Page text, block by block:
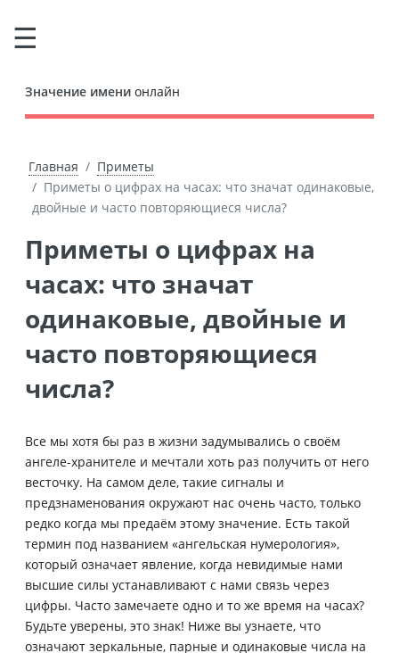
Значение имени онлайн
Главная
Приметы
Приметы о цифрах на часах: что значат одинаковые,
двойные и часто повторяющиеся числа?
Приметы о цифрах на
часах: что значат
одинаковые, двойные и
часто повторяющиеся
числа?
Все мы хотя бы раз в жизни задумывались о своём
ангеле-хранителе и мечтали хоть раз получить от него
весточку. На самом деле, такие сигналы и
предзнаменования окружают нас очень часто, только
редко когда мы предаём этому значение. Есть такой
термин под названием «ангельская нумерология»,
который означает явление, когда невидимые нами
высшие силы устанавливают с нами связь через
цифры. Часто замечаете одно и то же время на часах?
Будьте уверены, это знак! Ниже вы узнаете, что
означают зеркальные, парные и одинаковые числа на